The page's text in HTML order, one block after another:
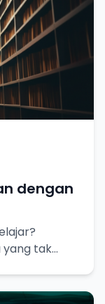
dengan
yang tak